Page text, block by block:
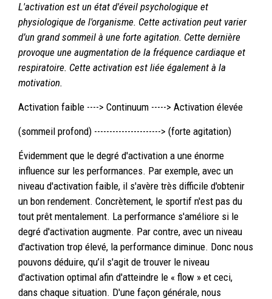
L'activation est un état d'éveil psychologique et
physiologique de l'organisme. Cette activation peut varier
d’un grand sommeil à une forte agitation. Cette dernière
provoque une augmentation de la fréquence cardiaque et
respiratoire. Cette activation est liée également à la
motivation.
Activation faible ----> Continuum -----> Activation élevée
(sommeil profond) ----------------------> (forte agitation)
Évidemment que le degré d'activation a une énorme
influence sur les performances. Par exemple, avec un
niveau d'activation faible, il s'avère très difficile d'obtenir
un bon rendement. Concrètement, le sportif n'est pas du
tout prêt mentalement. La performance s'améliore si le
degré d'activation augmente. Par contre, avec un niveau
d'activation trop élevé, la performance diminue. Donc nous
pouvons déduire, qu’il s'agit de trouver le niveau
d'activation optimal afin d'atteindre le « flow » et ceci,
dans chaque situation. D'une façon générale, nous